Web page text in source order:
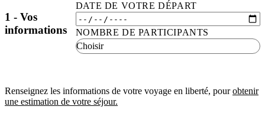
1 - Vos
informations
DATE DE VOTRE DÉPART
NOMBRE DE PARTICIPANTS
Renseignez les informations de votre voyage en liberté, pourobtenir
une estimation de votre séjour.